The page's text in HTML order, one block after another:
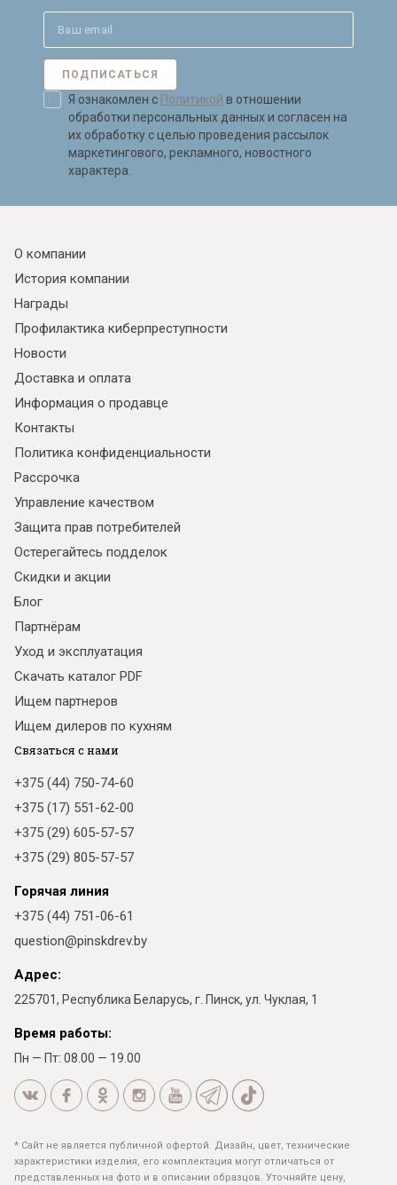
ПОДПИСАТЬСЯ
Я ознакомлен с Политикой в отношении
обработки персональных данных и согласен на
их обработку с целью проведения рассылок
маркетингового, рекламного, новостного
характера.
О компании
История компании
Награды
Профилактика киберпреступности
Новости
Доставка и оплата
Информация о продавце
Контакты
Политика конфиденциальности
Рассрочка
Управление качеством
Защита прав потребителей
Остерегайтесь подделок
Скидки и акции
Блог
Партнёрам
Уход и эксплуатация
Скачать каталог PDF
Ищем партнеров
Ищем дилеров по кухням
Связаться с нами
+375 (44) 750-74-60
+375 (17) 551-62-00
+375 (29) 605-57-57
+375 (29) 805-57-57
Горячая линия
+375 (44) 751-06-61
question@pinskdrev.by
Адрес:
225701, Республика Беларусь, г. Пинск, ул. Чуклая, 1
Время работы:
Пн — Пт: 08.00 — 19.00
* Сайт не является публичной офертой. Дизайн, цвет, технические
характеристики изделия, его комплектация могут отличаться от
представленных на фото и в описании образцов. Уточняйте цену,